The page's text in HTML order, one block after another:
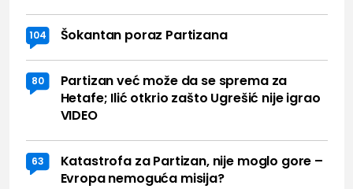
104 Šokantan poraz Partizana
80
Partizan već može da se sprema za
Hetafe; Ilić otkrio zašto Ugrešić nije igrao
VIDEO
63
Katastrofa za Partizan, nije moglo gore –
Evropa nemoguća misija?